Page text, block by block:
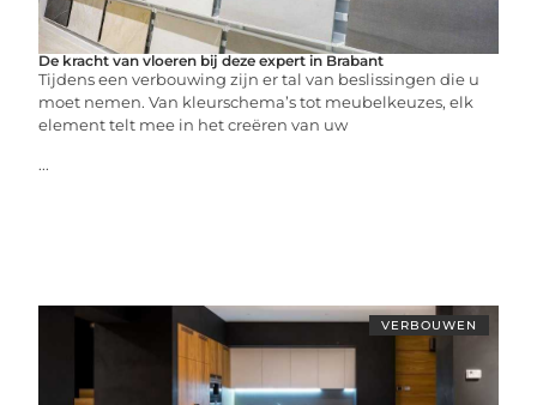
De kracht van vloeren bij deze expert in Brabant
Tijdens een verbouwing zijn er tal van beslissingen die u
moet nemen. Van kleurschema’s tot meubelkeuzes, elk
element telt mee in het creëren van uw
...
VERBOUWEN